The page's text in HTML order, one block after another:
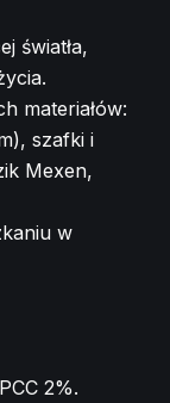
światła,
materiałów:
szafki i
Mexen,
w
2%.